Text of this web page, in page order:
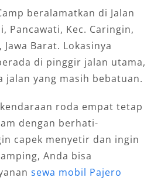
beralamatkan di Jalan
Pancawati, Kec. Caringin,
Barat. Lokasinya
di pinggir jalan utama,
jalan yang masih bebatuan.
roda empat tetap
dengan berhati-
capek menyetir dan ingin
Anda bisa
sewa mobil Pajero